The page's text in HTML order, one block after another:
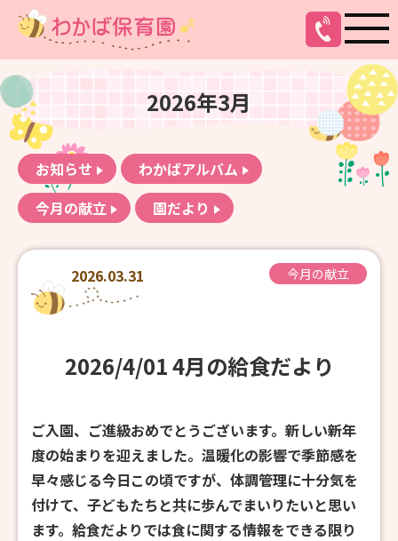
2026年3月
お知らせ
わかばアルバム
今月の献立
園だより
2026.03.31 今月の献立
2026/4/01 4月の給食だより
ご入園、ご進級おめでとうございます。新しい新年
度の始まりを迎えました。温暖化の影響で季節感を
早々感じる今日この頃ですが、体調管理に十分気を
付けて、子どもたちと共に歩んでまいりたいと思い
ます。給食だよりでは食に関する情報をできる限り